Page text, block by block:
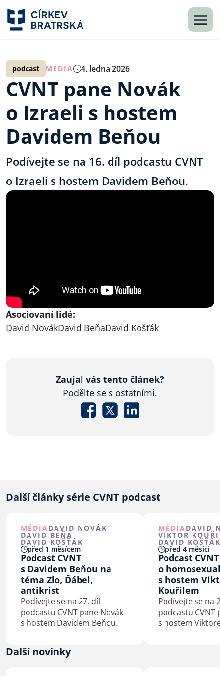
podcast MÉDIA 4. ledna 2026
CVNT pane Novák
o Izraeli s hostem
Davidem Beňou
Podívejte se na 16. díl podcastu CVNT
o Izraeli s hostem Davidem Beňou.
Asociovaní lidé:
David NovákDavid BeňaDavid Košťák
Zaujal vás tento článek?
Podělte se s ostatními.
Další články série CVNT podcast
MÉDIA DAVID NOVÁK
DAVID BEŇA
DAVID KOŠŤÁK
před 1 měsícem
Podcast CVNT
s Davidem Beňou na
téma Zlo, Ďábel,
antikrist
Podívejte se na 27. díl
podcastu CVNT pane Novák
s hostem Davidem Beňou.
MÉDIA DAVID
VIKTOR
DAVID KOŠŤÁK
před 4 měsíci
Podcast CVNT
o
s hostem
Kouřilem
Podívejte se na
podcastu CVNT
s hostem
Další novinky